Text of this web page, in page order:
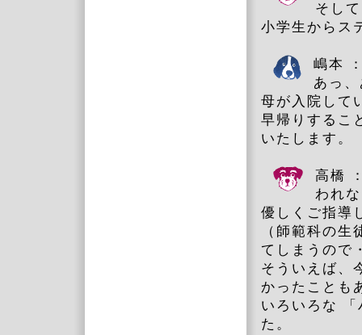
そし
小学生からス
嶋本
あっ
母が入院して
早帰りするこ
いたします。
高橋
われ
優しくご指導
（師範科の
てしまうので
そういえば、
かったことも
いろいろな
た。